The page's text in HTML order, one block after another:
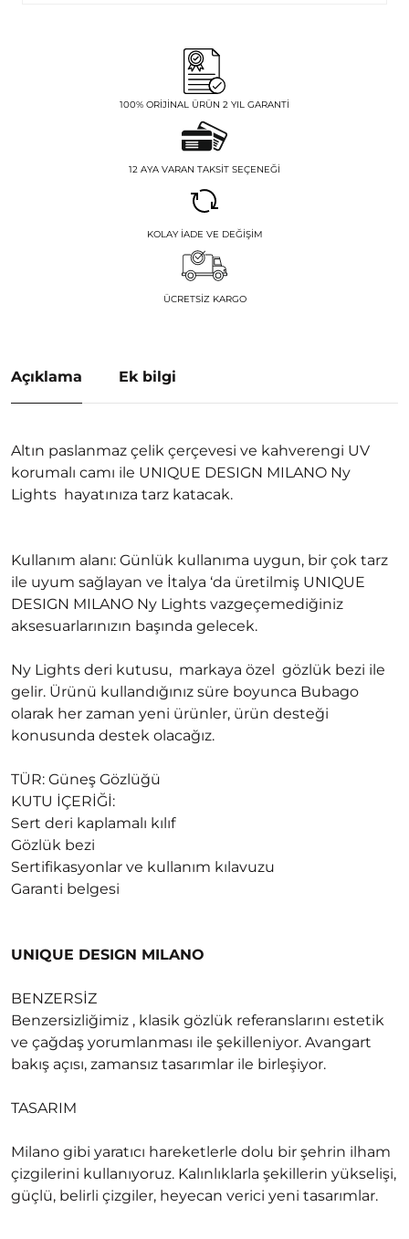
100% ORIJINAL ÜRÜN 2 YIL GARANTI
12 AYA VARAN TAKSIT SEÇENEĞI
KOLAY İADE VE DEĞIŞIM
ÜCRETSIZ KARGO
Açıklama Ek bilgi
Altın paslanmaz çelik çerçevesi ve kahverengi UV
korumalı camı ile UNIQUE DESIGN MILANO Ny
Lights hayatınıza tarz katacak.
Kullanım alanı: Günlük kullanıma uygun, bir çok tarz
ile uyum sağlayan ve İtalya ‘da üretilmiş UNIQUE
DESIGN MILANO Ny Lights vazgeçemediğiniz
aksesuarlarınızın başında gelecek.
Ny Lights deri kutusu, markaya özel gözlük bezi ile
gelir. Ürünü kullandığınız süre boyunca Bubago
olarak her zaman yeni ürünler, ürün desteği
konusunda destek olacağız.
TÜR: Güneş Gözlüğü
KUTU İÇERİĞİ:
Sert deri kaplamalı kılıf
Gözlük bezi
Sertifikasyonlar ve kullanım kılavuzu
Garanti belgesi
UNIQUE DESIGN MILANO
BENZERSİZ
Benzersizliğimiz , klasik gözlük referanslarını estetik
ve çağdaş yorumlanması ile şekilleniyor. Avangart
bakış açısı, zamansız tasarımlar ile birleşiyor.
TASARIM
Milano gibi yaratıcı hareketlerle dolu bir şehrin ilham
çizgilerini kullanıyoruz. Kalınlıklarla şekillerin yükselişi,
güçlü, belirli çizgiler, heyecan verici yeni tasarımlar.